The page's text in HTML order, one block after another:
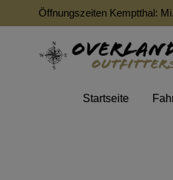
Öffnungszeiten Kemptthal:
Startseite